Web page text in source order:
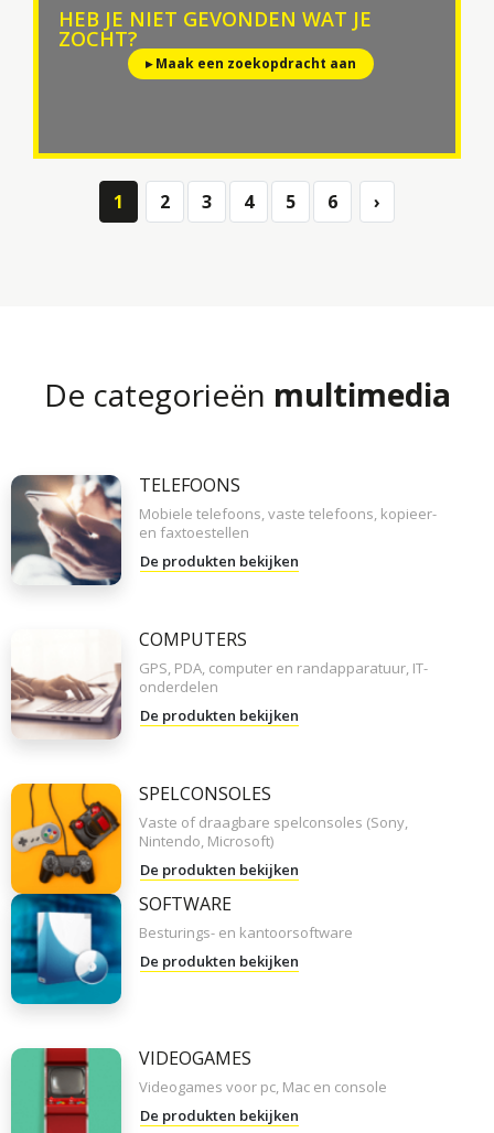
HEB JE NIET GEVONDEN WAT JE
ZOCHT?
▸ Maak een zoekopdracht aan
1 2 3 4 5 6 ›
De categorieën multimedia
TELEFOONS
Mobiele telefoons, vaste telefoons, kopieer-
en faxtoestellen
De produkten bekijken
COMPUTERS
GPS, PDA, computer en randapparatuur, IT-
onderdelen
De produkten bekijken
SPELCONSOLES
Vaste of draagbare spelconsoles (Sony,
Nintendo, Microsoft)
De produkten bekijken
SOFTWARE
Besturings- en kantoorsoftware
De produkten bekijken
VIDEOGAMES
Videogames voor pc, Mac en console
De produkten bekijken